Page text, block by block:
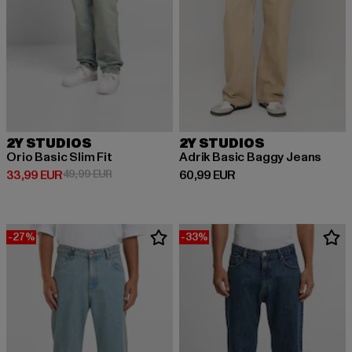
2Y STUDIOS
Orio Basic Slim Fit
33,99 EUR
Derzeitiger Preis: 33,99 EUR
49,99 EURAktionspreis: 49,99 EUR
2Y STUDIOS
Adrik Basic Baggy Jeans
60,99 EUR
Derzeitiger Preis: 60,99 EUR
-27% -33%